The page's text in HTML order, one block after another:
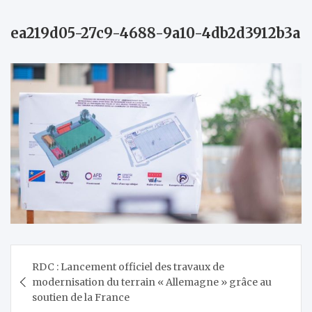
ea219d05-27c9-4688-9a10-4db2d3912b3a
de
l’article
RDC : Lancement officiel des travaux de
modernisation du terrain « Allemagne » grâce au
soutien de la France